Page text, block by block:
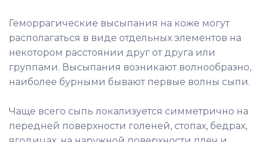
Геморрагические высыпания на коже могут
располагаться в виде отдельных элементов на
некотором расстоянии друг от друга или
группами. Высыпания возникают волнообразно,
наиболее бурными бывают первые волны сыпи.
Чаще всего сыпь локализуется симметрично на
передней поверхности голеней, стопах, бедрах,